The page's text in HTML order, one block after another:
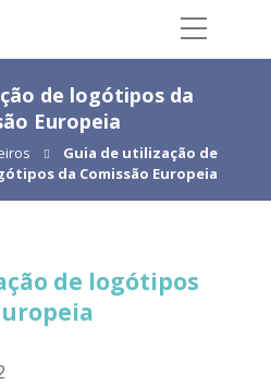
de logótipos da
Europeia
Guia de utilização de
da Comissão Europeia
de logótipos